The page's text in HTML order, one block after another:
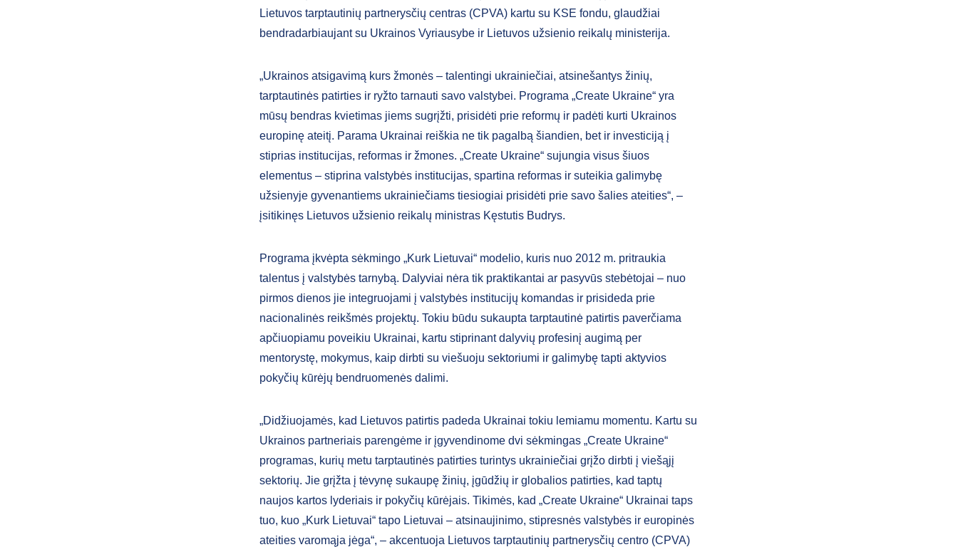
Lietuvos tarptautinių partnerysčių centras (CPVA) kartu su KSE fondu, glaudžiai
bendradarbiaujant su Ukrainos Vyriausybe ir Lietuvos užsienio reikalų ministerija.
„Ukrainos atsigavimą kurs žmonės – talentingi ukrainiečiai, atsinešantys žinių,
tarptautinės patirties ir ryžto tarnauti savo valstybei. Programa „Create Ukraine“ yra
mūsų bendras kvietimas jiems sugrįžti, prisidėti prie reformų ir padėti kurti Ukrainos
europinę ateitį. Parama Ukrainai reiškia ne tik pagalbą šiandien, bet ir investiciją į
stiprias institucijas, reformas ir žmones. „Create Ukraine“ sujungia visus šiuos
elementus – stiprina valstybės institucijas, spartina reformas ir suteikia galimybę
užsienyje gyvenantiems ukrainiečiams tiesiogiai prisidėti prie savo šalies ateities“, –
įsitikinęs Lietuvos užsienio reikalų ministras Kęstutis Budrys.
Programa įkvėpta sėkmingo „Kurk Lietuvai“ modelio, kuris nuo 2012 m. pritraukia
talentus į valstybės tarnybą. Dalyviai nėra tik praktikantai ar pasyvūs stebėtojai – nuo
pirmos dienos jie integruojami į valstybės institucijų komandas ir prisideda prie
nacionalinės reikšmės projektų. Tokiu būdu sukaupta tarptautinė patirtis paverčiama
apčiuopiamu poveikiu Ukrainai, kartu stiprinant dalyvių profesinį augimą per
mentorystę, mokymus, kaip dirbti su viešuoju sektoriumi ir galimybę tapti aktyvios
pokyčių kūrėjų bendruomenės dalimi.
„Didžiuojamės, kad Lietuvos patirtis padeda Ukrainai tokiu lemiamu momentu. Kartu su
Ukrainos partneriais parengėme ir įgyvendinome dvi sėkmingas „Create Ukraine“
programas, kurių metu tarptautinės patirties turintys ukrainiečiai grįžo dirbti į viešąjį
sektorių. Jie grįžta į tėvynę sukaupę žinių, įgūdžių ir globalios patirties, kad taptų
naujos kartos lyderiais ir pokyčių kūrėjais. Tikimės, kad „Create Ukraine“ Ukrainai taps
tuo, kuo „Kurk Lietuvai“ tapo Lietuvai – atsinaujinimo, stipresnės valstybės ir europinės
ateities varomąja jėga“, – akcentuoja Lietuvos tarptautinių partnerysčių centro (CPVA)